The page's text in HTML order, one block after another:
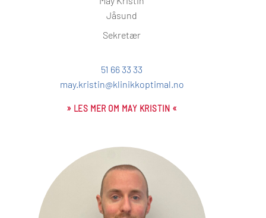
Jåsund
Sekretær
51 66 33 33
may.kristin@klinikkoptimal.no
» LES MER OM MAY KRISTIN «